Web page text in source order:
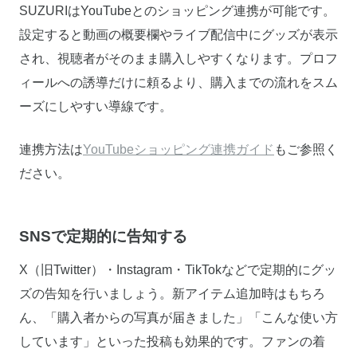
SUZURIはYouTubeとのショッピング連携が可能です。
設定すると動画の概要欄やライブ配信中にグッズが表示
され、視聴者がそのまま購入しやすくなります。プロフ
ィールへの誘導だけに頼るより、購入までの流れをスム
ーズにしやすい導線です。
連携方法はYouTubeショッピング連携ガイド もご参照く
ださい。
SNSで定期的に告知する
X（旧Twitter）・Instagram・TikTokなどで定期的にグッ
ズの告知を行いましょう。新アイテム追加時はもちろ
ん、「購入者からの写真が届きました」「こんな使い方
しています」といった投稿も効果的です。ファンの着